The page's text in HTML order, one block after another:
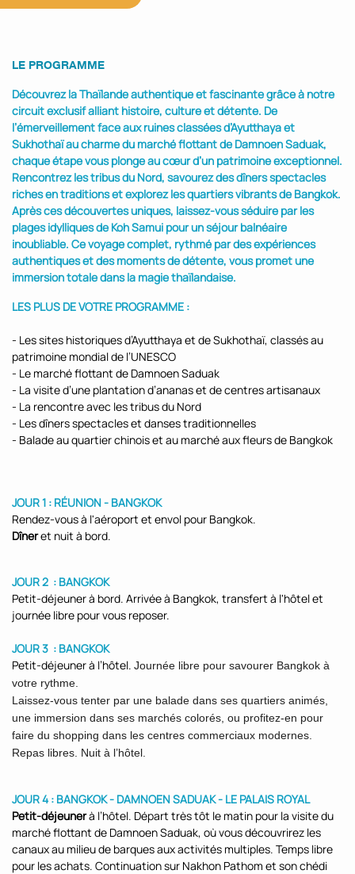
LE PROGRAMME
Découvrez la Thaïlande authentique et fascinante grâce à notre
circuit exclusif alliant histoire, culture et détente. De
l’émerveillement face aux ruines classées d’Ayutthaya et
Sukhothaï au charme du marché flottant de Damnoen Saduak,
chaque étape vous plonge au cœur d’un patrimoine exceptionnel.
Rencontrez les tribus du Nord, savourez des dîners spectacles
riches en traditions et explorez les quartiers vibrants de Bangkok.
Après ces découvertes uniques, laissez-vous séduire par les
plages idylliques de Koh Samui pour un séjour balnéaire
inoubliable. Ce voyage complet, rythmé par des expériences
authentiques et des moments de détente, vous promet une
immersion totale dans la magie thaïlandaise.
LES PLUS DE VOTRE PROGRAMME :
- Les sites historiques d’Ayutthaya et de Sukhothaï, classés au
patrimoine mondial de l’UNESCO
- Le marché flottant de Damnoen Saduak
- La visite d’une plantation d’ananas et de centres artisanaux
- La rencontre avec les tribus du Nord
- Les dîners spectacles et danses traditionnelles
- Balade au quartier chinois et au marché aux fleurs de Bangkok
JOUR 1 : RÉUNION - BANGKOK
Rendez-vous à l'aéroport et envol pour Bangkok.
Dîneret nuit à bord.
JOUR 2 : BANGKOK
Petit-déjeuner à bord. Arrivée à Bangkok, transfert à l'hôtel et
journée libre pour vous reposer.
JOUR 3 : BANGKOK
Petit-déjeuner à l’hôtel. Journée libre pour savourer Bangkok à
votre rythme.
Laissez-vous tenter par une balade dans ses quartiers animés,
une immersion dans ses marchés colorés, ou profitez-en pour
faire du shopping dans les centres commerciaux modernes.
Repas libres. Nuit à l’hôtel.
JOUR 4 : BANGKOK - DAMNOEN SADUAK - LE PALAIS ROYAL
Petit-déjeunerà l’hôtel. Départ très tôt le matin pour la visite du
marché flottant de Damnoen Saduak, où vous découvrirez les
canaux au milieu de barques aux activités multiples. Temps libre
pour les achats. Continuation sur Nakhon Pathom et son chédi